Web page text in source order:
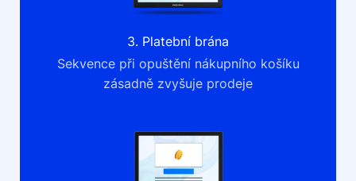
3. Platební brána
Sekvence při opuštění nákupního košíku
zásadně zvyšuje prodeje